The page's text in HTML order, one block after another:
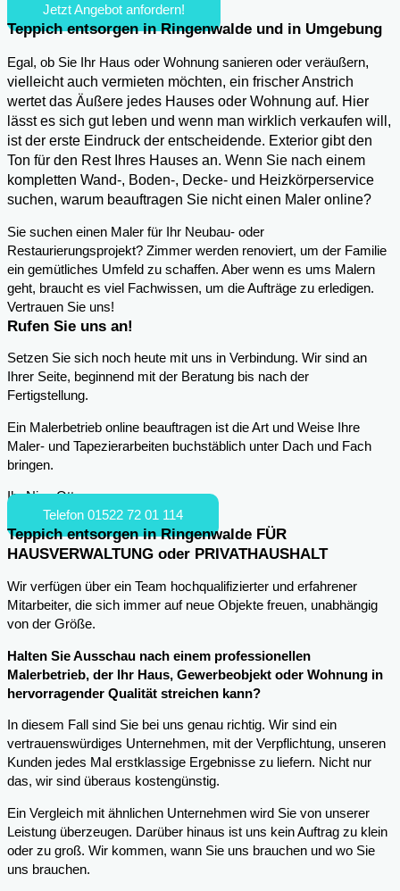
Jetzt Angebot anfordern!
Teppich entsorgen in Ringenwalde und in Umgebung
Egal, ob Sie Ihr Haus oder Wohnung sanieren oder veräußern,
vielleicht auch vermieten möchten, ein frischer Anstrich
wertet das Äußere jedes Hauses oder Wohnung auf. Hier
lässt es sich gut leben und wenn man wirklich verkaufen will,
ist der erste Eindruck der entscheidende. Exterior gibt den
Ton für den Rest Ihres Hauses an. Wenn Sie nach einem
kompletten Wand-, Boden-, Decke- und Heizkörperservice
suchen, warum beauftragen Sie nicht einen Maler online?
Sie suchen einen Maler für Ihr Neubau- oder
Restaurierungsprojekt? Zimmer werden renoviert, um der Familie
ein gemütliches Umfeld zu schaffen. Aber wenn es ums Malern
geht, braucht es viel Fachwissen, um die Aufträge zu erledigen.
Vertrauen Sie uns!
Rufen Sie uns an!
Setzen Sie sich noch heute mit uns in Verbindung. Wir sind an
Ihrer Seite, beginnend mit der Beratung bis nach der
Fertigstellung.
Ein Malerbetrieb online beauftragen ist die Art und Weise Ihre
Maler- und Tapezierarbeiten buchstäblich unter Dach und Fach
bringen.
Ihr Nico Otto
Telefon 01522 72 01 114
Teppich entsorgen in Ringenwalde FÜR
HAUSVERWALTUNG oder PRIVATHAUSHALT
Wir verfügen über ein Team hochqualifizierter und erfahrener
Mitarbeiter, die sich immer auf neue Objekte freuen, unabhängig
von der Größe.
Halten Sie Ausschau nach einem professionellen
Malerbetrieb, der Ihr Haus, Gewerbeobjekt oder Wohnung in
hervorragender Qualität streichen kann?
In diesem Fall sind Sie bei uns genau richtig. Wir sind ein
vertrauenswürdiges Unternehmen, mit der Verpflichtung, unseren
Kunden jedes Mal erstklassige Ergebnisse zu liefern. Nicht nur
das, wir sind überaus kostengünstig.
Ein Vergleich mit ähnlichen Unternehmen wird Sie von unserer
Leistung überzeugen. Darüber hinaus ist uns kein Auftrag zu klein
oder zu groß. Wir kommen, wann Sie uns brauchen und wo Sie
uns brauchen.